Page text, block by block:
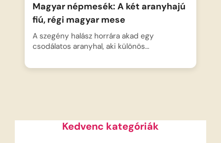
Magyar népmesék: A két aranyhajú
fiú, régi magyar mese
A szegény halász horrára akad egy
csodálatos aranyhal, aki különös…
Kedvenc kategóriák